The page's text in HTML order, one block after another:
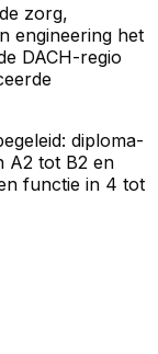
zorg,
engineering het
DACH-regio
diploma-
A2 tot B2 en
functie in 4 tot